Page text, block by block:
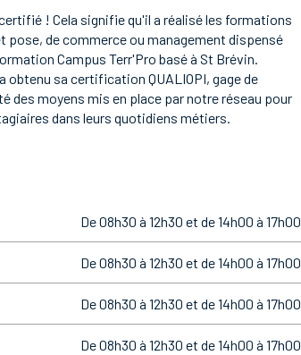
! Cela signifie qu'il a réalisé les formations
pose, de commerce ou management dispensé
Campus Terr'Pro basé à St Brévin.
obtenu sa certification QUALIOPI, gage de
des moyens mis en place par notre réseau pour
dans leurs quotidiens métiers.
De 08h30 à 12h30 et de 14h00 à 17h00
De 08h30 à 12h30 et de 14h00 à 17h00
De 08h30 à 12h30 et de 14h00 à 17h00
De 08h30 à 12h30 et de 14h00 à 17h00